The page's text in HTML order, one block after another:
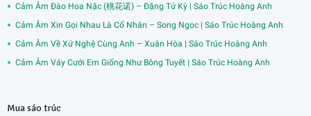
Cảm Âm Đào Hoa Nặc (桃花诺) – Đặng Tử Kỳ | Sáo Trúc Hoàng Anh
Cảm Âm Xin Gọi Nhau Là Cố Nhân – Song Ngọc | Sáo Trúc Hoàng Anh
Cảm Âm Về Xứ Nghệ Cùng Anh – Xuân Hòa | Sáo Trúc Hoàng Anh
Cảm Âm Váy Cưới Em Giống Như Bông Tuyết | Sáo Trúc Hoàng Anh
Mua sáo trúc